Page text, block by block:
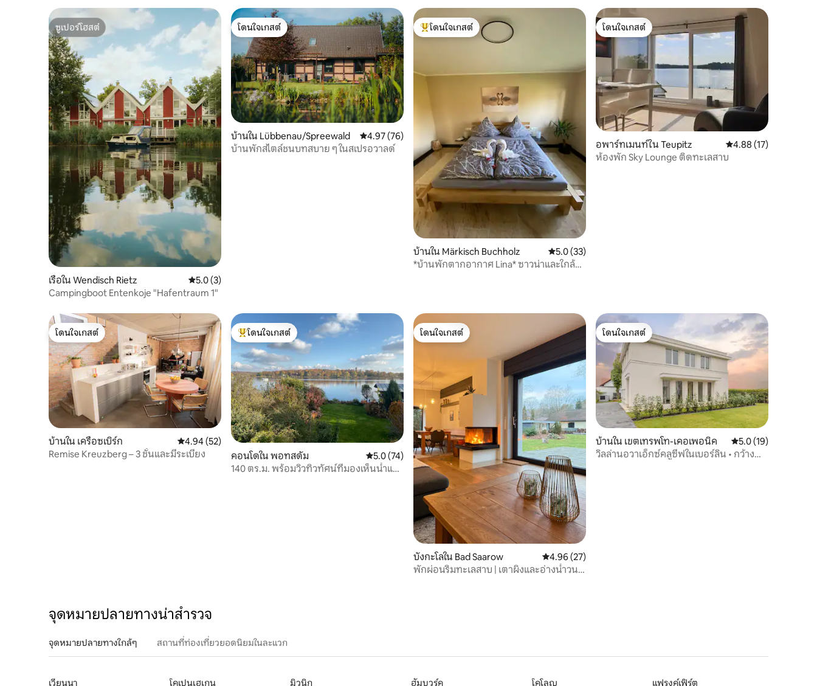
ซูเปอร์โฮสต์
ซูเปอร์โฮสต์
เรือใน Wendisch Rietz คะแนนเฉลี่ย 5.0 จาก 5, 3 รีวิว
5.0 (3)
Campingboot Entenkoje "Hafentraum 1"
โดนใจเกสต์
โดนใจเกสต์
บ้านใน Lübbenau/Spreewald คะแนนเฉลี่ย 4.97 จาก 5, 76 รีวิว
4.97 (76)
บ้านพักสไตล์ชนบทสบาย ๆ ในสเปรอวาลด์
โดนใจเกสต์ที่สุด
โดนใจเกสต์
บ้านใน Märkisch Buchholz คะแนนเฉลี่ย 5.0 จาก 5, 33 รีวิว
5.0 (33)
*บ้านพักตากอากาศ Lina* ซาวน่าและใกล้
โดนใจเกสต์
โดนใจเกสต์
อพาร์ทเมนท์ใน Teupitz คะแนนเฉลี่ย 4.88 จาก
4.88 (17)
ห้องพัก Sky Lounge ติดทะเลสาบ
โดนใจเกสต์
โดนใจเกสต์
บ้านใน เครือซเบิร์ก คะแนนเฉลี่ย 4.94 จาก 5, 52 รีวิว
4.94 (52)
Remise Kreuzberg – 3 ชั้นและมีระเบียง
โดนใจเกสต์ที่สุด
โดนใจเกสต์
คอนโดใน พอทสดัม คะแนนเฉลี่ย 5.0 จาก 5, 74 รีวิว
5.0 (74)
140 ตร.ม. พร้อมวิวทิวทัศน์ที่มองเห็นน้ำและ
โดนใจเกสต์
โดนใจเกสต์
บังกะโลใน Bad Saarow คะแนนเฉลี่ย 4.96 จาก 5, 27 รีวิว
4.96 (27)
พักผ่อนริมทะเลสาบ | เตาผิงและอ่างน้ำวน |
โดนใจเกสต์
โดนใจเกสต์
บ้านใน เขตเทรพโท-เคอเพอนิค คะแนนเฉลี่ย 5.0 จาก
5.0 (19)
วิลล่านอวาเอ็กซ์คลูซีฟในเบอร์ลิน • กว้าง
จุดหมายปลายทางน่าสำรวจ
จุดหมายปลายทางใกล้ๆ สถานที่ท่องเที่ยวยอดนิยมในละแวก
เวียนนา โคเปนเฮเกน มิวนิก ฮัมบวร์ค โคโลญ แฟรงค์เฟิร์ต